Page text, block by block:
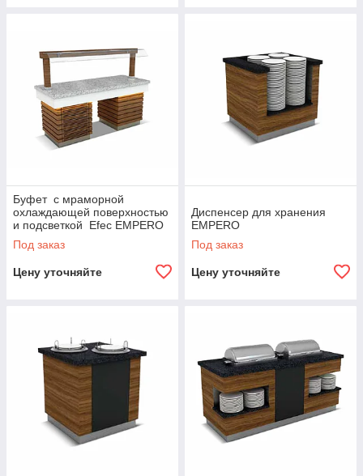
Буфет с мраморной
охлаждающей поверхностью
и подсветкой Efec EMPERO
Под заказ
Цену уточняйте
Диспенсер для хранения
EMPERO
Под заказ
Цену уточняйте